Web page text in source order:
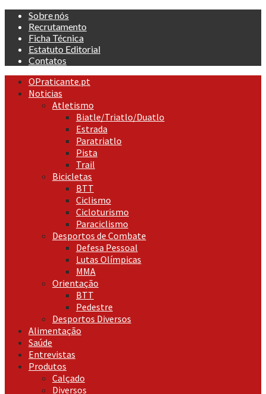
Skip
content
Sobre nós
Recrutamento
Ficha Técnica
Estatuto Editorial
Contatos
Primary
Menu
OPraticante.pt
Noticias
Atletismo
Biatle/Triatlo/Duatlo
Estrada
Paratriatlo
Pista
Trail
Bicicletas
BTT
Ciclismo
Cicloturismo
Paraciclismo
Desportos de Combate
Defesa Pessoal
Lutas Olímpicas
MMA
Orientação
BTT
Pedestre
Desportos Diversos
Alimentação
Saúde
Entrevistas
Produtos
Calçado
Diversos